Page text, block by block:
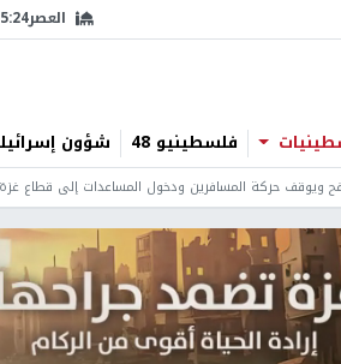
العصر
فلسطينيو 48 شؤون
ويوقف حركة المسافرين ودخول المساعدات إلى قطاع غزة